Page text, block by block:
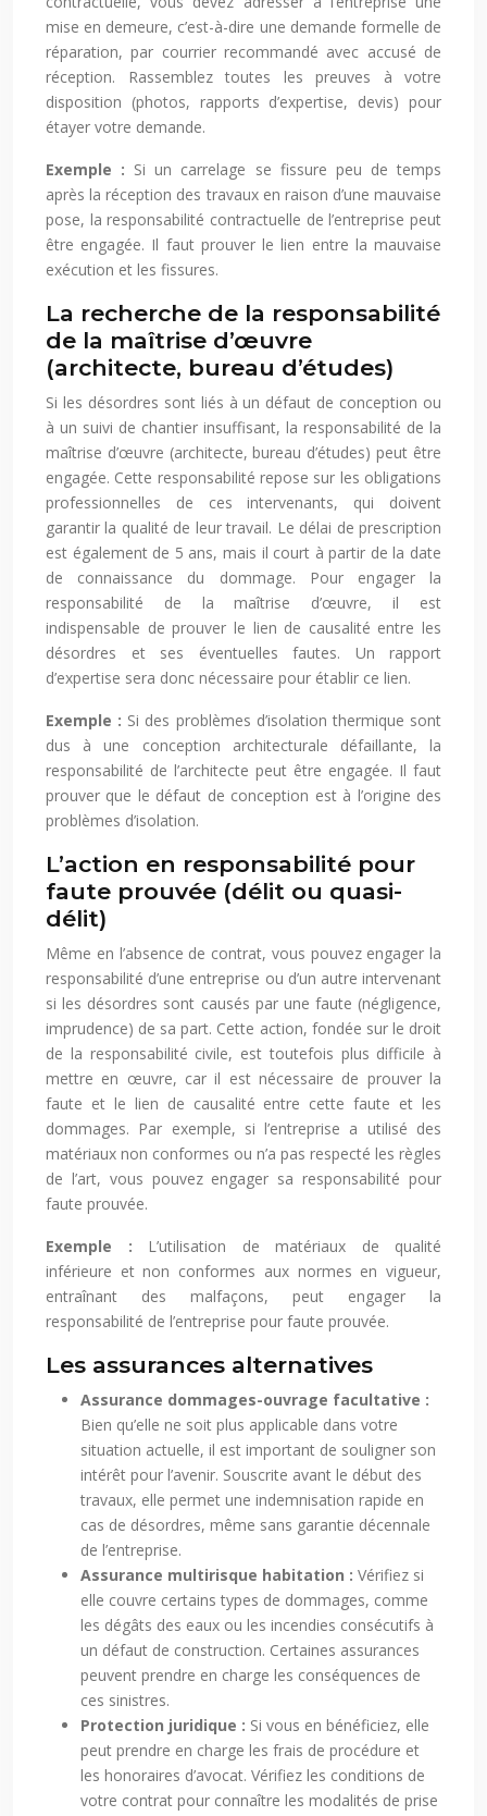
mise en demeure, c’est-à-dire une demande formelle de
réparation, par courrier recommandé avec accusé de
réception. Rassemblez toutes les preuves à votre
disposition (photos, rapports d’expertise, devis) pour
étayer votre demande.
Exemple : Si un carrelage se fissure peu de temps
après la réception des travaux en raison d’une mauvaise
pose, la responsabilité contractuelle de l’entreprise peut
être engagée. Il faut prouver le lien entre la mauvaise
exécution et les fissures.
La recherche de la responsabilité
de la maîtrise d’œuvre
(architecte, bureau d’études)
Si les désordres sont liés à un défaut de conception ou
à un suivi de chantier insuffisant, la responsabilité de la
maîtrise d’œuvre (architecte, bureau d’études) peut être
engagée. Cette responsabilité repose sur les obligations
professionnelles de ces intervenants, qui doivent
garantir la qualité de leur travail. Le délai de prescription
est également de 5 ans, mais il court à partir de la date
de connaissance du dommage. Pour engager la
responsabilité de la maîtrise d’œuvre, il est
indispensable de prouver le lien de causalité entre les
désordres et ses éventuelles fautes. Un rapport
d’expertise sera donc nécessaire pour établir ce lien.
Exemple : Si des problèmes d’isolation thermique sont
dus à une conception architecturale défaillante, la
responsabilité de l’architecte peut être engagée. Il faut
prouver que le défaut de conception est à l’origine des
problèmes d’isolation.
L’action en responsabilité pour
faute prouvée (délit ou quasi-
délit)
Même en l’absence de contrat, vous pouvez engager la
responsabilité d’une entreprise ou d’un autre intervenant
si les désordres sont causés par une faute (négligence,
imprudence) de sa part. Cette action, fondée sur le droit
de la responsabilité civile, est toutefois plus difficile à
mettre en œuvre, car il est nécessaire de prouver la
faute et le lien de causalité entre cette faute et les
dommages. Par exemple, si l’entreprise a utilisé des
matériaux non conformes ou n’a pas respecté les règles
de l’art, vous pouvez engager sa responsabilité pour
faute prouvée.
Exemple : L’utilisation de matériaux de qualité
inférieure et non conformes aux normes en vigueur,
entraînant des malfaçons, peut engager la
responsabilité de l’entreprise pour faute prouvée.
Les assurances alternatives
Assurance dommages-ouvrage facultative :
Bien qu’elle ne soit plus applicable dans votre
situation actuelle, il est important de souligner son
intérêt pour l’avenir. Souscrite avant le début des
travaux, elle permet une indemnisation rapide en
cas de désordres, même sans garantie décennale
de l’entreprise.
Assurance multirisque habitation : Vérifiez si
elle couvre certains types de dommages, comme
les dégâts des eaux ou les incendies consécutifs à
un défaut de construction. Certaines assurances
peuvent prendre en charge les conséquences de
ces sinistres.
Protection juridique : Si vous en bénéficiez, elle
peut prendre en charge les frais de procédure et
les honoraires d’avocat. Vérifiez les conditions de
votre contrat pour connaître les modalités de prise